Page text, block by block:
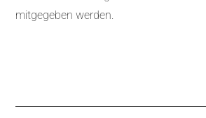
mitgegeben werden.